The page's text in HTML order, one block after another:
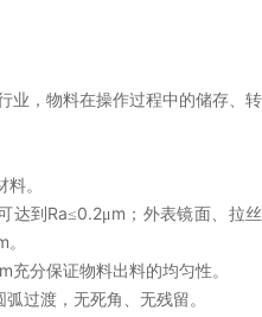
业，物料在操作过程中的储存、转
料。
达到 Ra≤0.2μm ；外表镜面、拉丝
。
充分保证物料出料的均匀性。
过渡，无死角、无残留。